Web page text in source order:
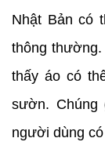
Nhật Bản có
thông
thấy áo có
sườn. Chúng
người dùng